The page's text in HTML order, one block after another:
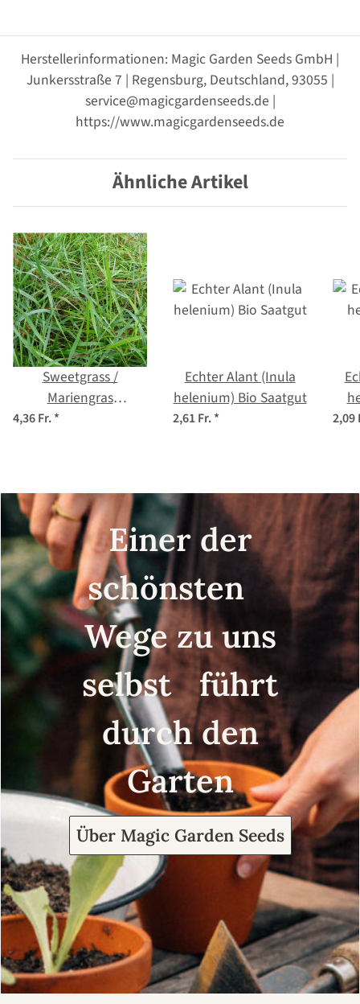
Herstellerinformationen: Magic Garden Seeds GmbH |
Junkersstraße 7 | Regensburg, Deutschland, 93055 |
service@magicgardenseeds.de |
https://www.magicgardenseeds.de
Ähnliche Artikel
Sweetgrass /
Mariengras
(Hierochloe odorata)
4,36 Fr.*
Echter Alant (Inula
helenium) Bio Saatgut
2,61 Fr.* 2,09
Einer der
schönsten
Wege zu uns
selbst führt
durch den
Garten
Über Magic Garden Seeds